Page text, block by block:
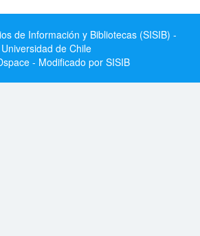
de Información y Bibliotecas (SISIB) -
Universidad de Chile
- Modificado por SISIB